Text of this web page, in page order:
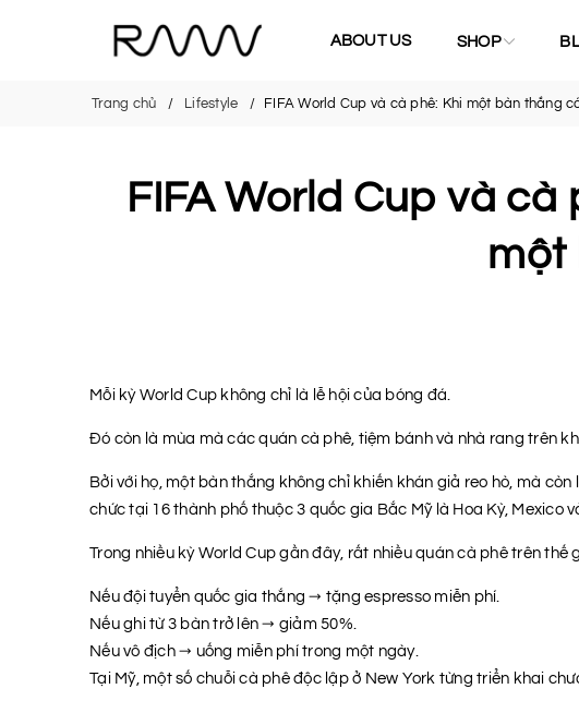
ABOUT US SHOP
Trang chủ Lifestyle FIFA World Cup và cà phê: Khi một bàn thắng
FIFA World Cup và
một
Mỗi kỳ World Cup không chỉ là lễ hội của bóng đá.
Đó còn là mùa mà các quán cà phê, tiệm bánh và nhà rang trên
Bởi với họ, một bàn thắng không chỉ khiến khán giả reo hò, mà
chức tại 16 thành phố thuộc 3 quốc gia Bắc Mỹ là Hoa Kỳ,
Trong nhiều kỳ World Cup gần đây, rất nhiều quán cà phê trên thế
Nếu đội tuyển quốc gia thắng → tặng espresso miễn phí.
Nếu ghi từ 3 bàn trở lên → giảm 50%.
Nếu vô địch → uống miễn phí trong một ngày.
Tại Mỹ, một số chuỗi cà phê độc lập ở New York từng triển khai